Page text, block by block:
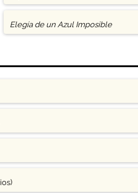
Elegía de un Azul Imposible